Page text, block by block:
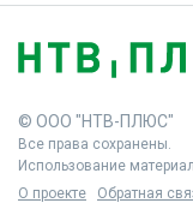
© ООО "НТВ-ПЛЮС"
Все права сохранены.
Использование
О проекте
Обратная